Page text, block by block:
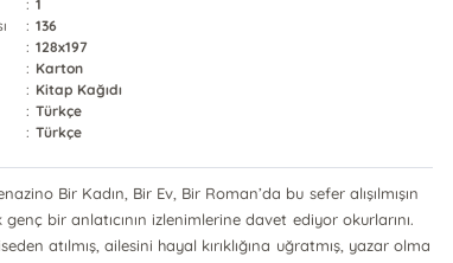
: 1
: 136
: 128x197
: Karton
: Kitap Kağıdı
: Türkçe
: Türkçe
Bir Kadın, Bir Ev, Bir Roman’da bu sefer alışılmışın
bir anlatıcının izlenimlerine davet ediyor okurlarını.
atılmış, ailesini hayal kırıklığına uğratmış, yazar olma